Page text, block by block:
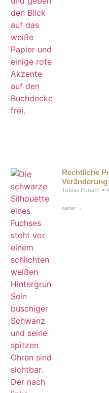
Rechtliche
Tobias Ponath
weiter →